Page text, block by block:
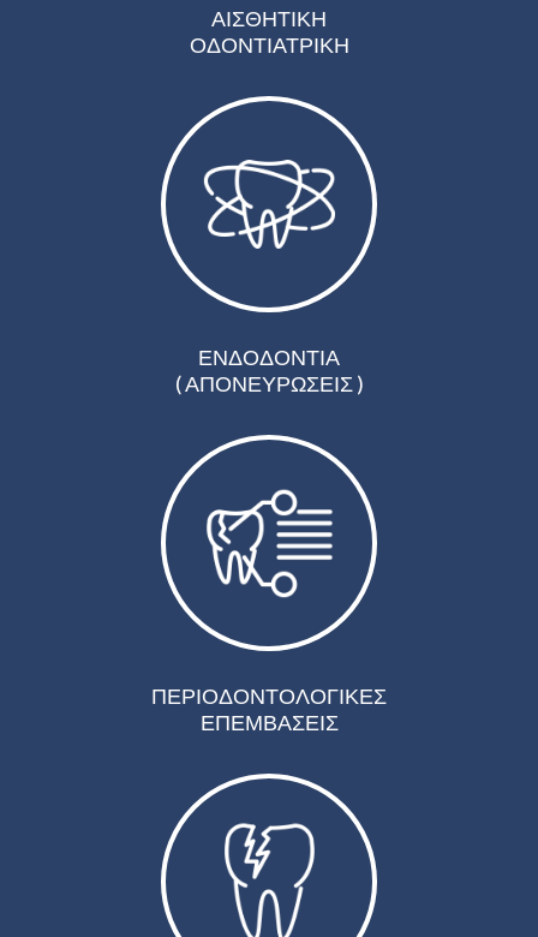
ΑΙΣΘΗΤΙΚΗ
ΟΔΟΝΤΙΑΤΡΙΚΗ
ΕΝΔΟΔΟΝΤΙΑ
( ΑΠΟΝΕΥΡΩΣΕΙΣ )
ΠΕΡΙΟΔΟΝΤΟΛΟΓΙΚΕΣ
ΕΠΕΜΒΑΣΕΙΣ